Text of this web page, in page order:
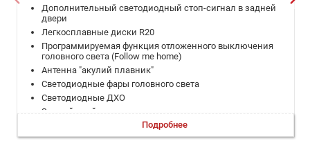
Дополнительный светодиодный стоп-сигнал в задней
двери
Легкосплавные диски R20
Программируемая функция отложенного выключения
головного света (Follow me home)
Антенна "акулий плавник"
Светодиодные фары головного света
Светодиодные ДХО
Задний спойлер
Светодиодные указатели поворота
Серебристая окантовка боковых окон
Подробнее